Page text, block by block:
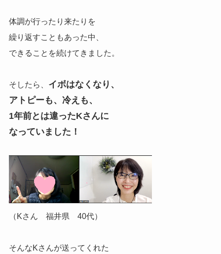
体調が行ったり来たりを
繰り返すこともあった中、
できることを続けてきました。
そしたら、 イボはなくなり、
アトピーも、冷えも、
1年前とは違ったKさんに
なっていました！
（Kさん 福井県 40代）
そんなKさんが送ってくれた